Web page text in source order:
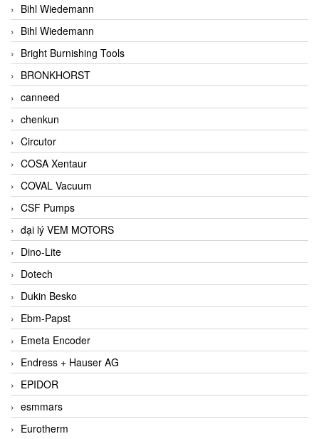
Bihl Wiedemann
Bihl Wiedemann
Bright Burnishing Tools
BRONKHORST
canneed
chenkun
Circutor
COSA Xentaur
COVAL Vacuum
CSF Pumps
đại lý VEM MOTORS
Dino-Lite
Dotech
Dukin Besko
Ebm-Papst
Emeta Encoder
Endress + Hauser AG
EPIDOR
esmmars
Eurotherm